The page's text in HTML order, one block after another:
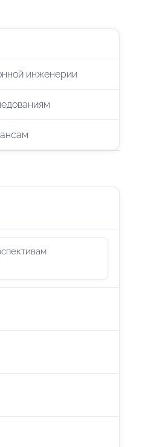
инженерии